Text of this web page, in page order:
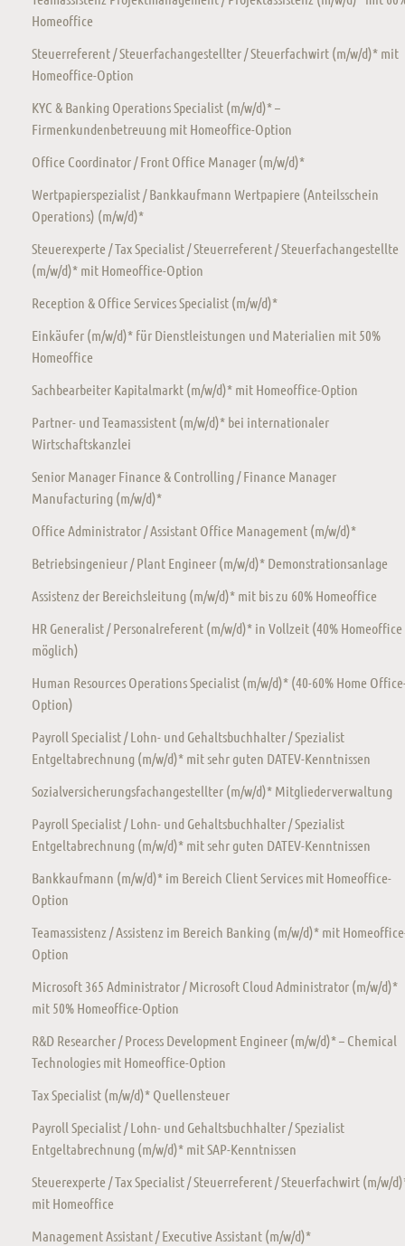
Homeoffice
Steuerreferent / Steuerfachangestellter / Steuerfachwirt (m/w/d)* mit
Homeoffice-Option
KYC & Banking Operations Specialist (m/w/d)* –
Firmenkundenbetreuung mit Homeoffice-Option
Office Coordinator / Front Office Manager (m/w/d)*
Wertpapierspezialist / Bankkaufmann Wertpapiere (Anteilsschein
Operations) (m/w/d)*
Steuerexperte / Tax Specialist / Steuerreferent / Steuerfachangestellte
(m/w/d)* mit Homeoffice-Option
Reception & Office Services Specialist (m/w/d)*
Einkäufer (m/w/d)* für Dienstleistungen und Materialien mit 50%
Homeoffice
Sachbearbeiter Kapitalmarkt (m/w/d)* mit Homeoffice-Option
Partner- und Teamassistent (m/w/d)* bei internationaler
Wirtschaftskanzlei
Senior Manager Finance & Controlling / Finance Manager
Manufacturing (m/w/d)*
Office Administrator / Assistant Office Management (m/w/d)*
Betriebsingenieur / Plant Engineer (m/w/d)* Demonstrationsanlage
Assistenz der Bereichsleitung (m/w/d)* mit bis zu 60% Homeoffice
HR Generalist / Personalreferent (m/w/d)* in Vollzeit (40% Homeoffice
möglich)
Human Resources Operations Specialist (m/w/d)* (40-60% Home
Option)
Payroll Specialist / Lohn- und Gehaltsbuchhalter / Spezialist
Entgeltabrechnung (m/w/d)* mit sehr guten DATEV-Kenntnissen
Sozialversicherungsfachangestellter (m/w/d)* Mitgliederverwaltung
Payroll Specialist / Lohn- und Gehaltsbuchhalter / Spezialist
Entgeltabrechnung (m/w/d)* mit sehr guten DATEV-Kenntnissen
Bankkaufmann (m/w/d)* im Bereich Client Services mit Homeoffice-
Option
Teamassistenz / Assistenz im Bereich Banking (m/w/d)* mit
Option
Microsoft 365 Administrator / Microsoft Cloud Administrator (m/w/d)*
mit 50% Homeoffice-Option
R&D Researcher / Process Development Engineer (m/w/d)* – Chemical
Technologies mit Homeoffice-Option
Tax Specialist (m/w/d)* Quellensteuer
Payroll Specialist / Lohn- und Gehaltsbuchhalter / Spezialist
Entgeltabrechnung (m/w/d)* mit SAP-Kenntnissen
Steuerexperte / Tax Specialist / Steuerreferent / Steuerfachwirt (m/w/
mit Homeoffice
Management Assistant / Executive Assistant (m/w/d)*